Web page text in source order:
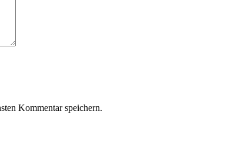
Kommentar speichern.